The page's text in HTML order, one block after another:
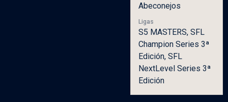
Abeconejos
Ligas
S5 MASTERS, SFL
Champion Series 3ª
Edición, SFL
NextLevel Series 3ª
Edición